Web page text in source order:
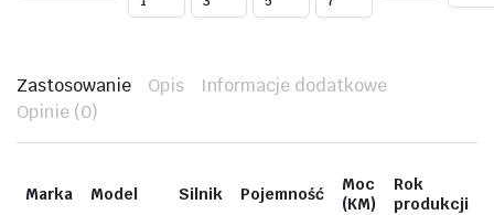
Zastosowanie Opis
Informacje dodatkowe
Opinie (0)
Marka Model Silnik Pojemność
Moc
(KM)
Rok
produkcji